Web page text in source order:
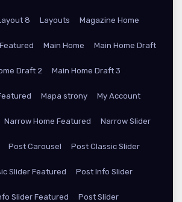
8 Layouts Magazine Home
Main Home Main Home Draft
Draft 2 Main Home Draft 3
Mapa strony My Account
Narrow Home Featured Narrow Slider
Post Carousel Post Classic Slider
Slider Featured Post Info Slider
Slider Featured Post Slider